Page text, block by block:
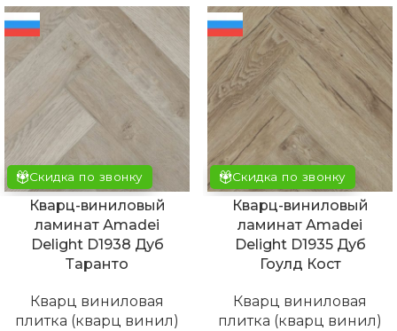
Скидка по звонку
Кварц-виниловый
ламинат Аmadei
Delight D1938 Дуб
Таранто
Кварц виниловая
плитка (кварц винил)
Скидка по звонку
Кварц-виниловый
ламинат Аmadei
Delight D1935 Дуб
Гоулд Кост
Кварц виниловая
плитка (кварц винил)